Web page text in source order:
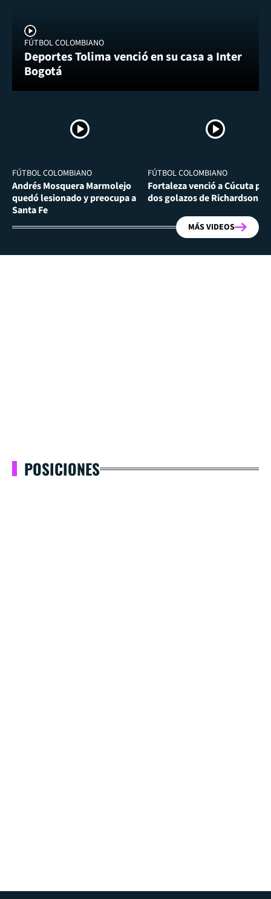
FÚTBOL COLOMBIANO
Deportes Tolima venció en su casa a Inter
Bogotá
FÚTBOL COLOMBIANO
Andrés Mosquera Marmolejo
quedó lesionado y preocupa a
Santa Fe
FÚTBOL COLOMBIANO
Fortaleza venció a Cúcuta por
dos golazos de Richardson
MÁS VIDEOS
POSICIONES